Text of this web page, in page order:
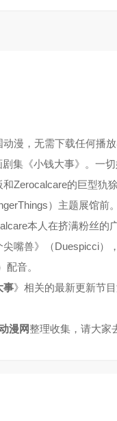
漫，无需下载任何播
集《小钱大事》。一
Zerocalcare的巨型犰
）主题展馆前
本人在挤满粉丝的
嘴兽》（Duespicci）
音。
事》相关的最新更新节
漫网整理收集，请大家